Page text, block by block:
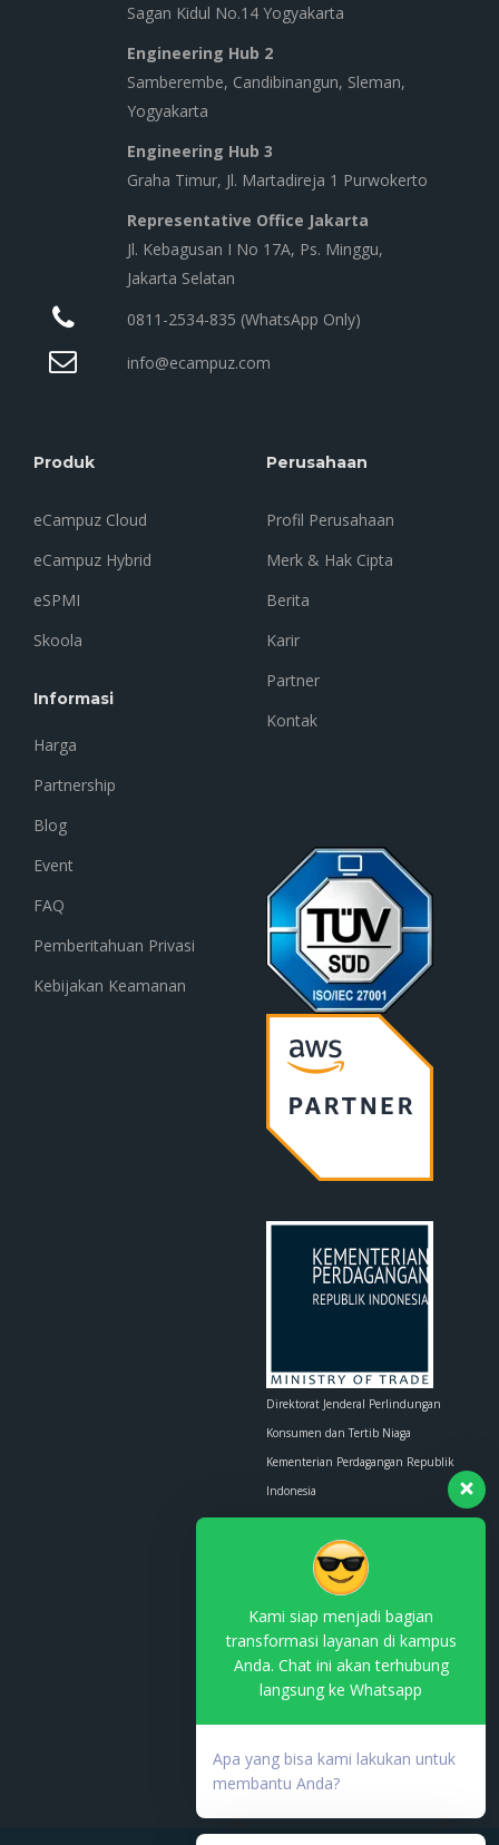
Sagan Kidul No.14 Yogyakarta
Engineering Hub 2
Samberembe, Candibinangun, Sleman,
Yogyakarta
Engineering Hub 3
Graha Timur, Jl. Martadireja 1 Purwokerto
Representative Office Jakarta
Jl. Kebagusan I No 17A, Ps. Minggu,
Jakarta Selatan
0811-2534-835 (WhatsApp Only)
info@ecampuz.com
Produk
eCampuz Cloud
eCampuz Hybrid
eSPMI
Skoola
Informasi
Harga
Partnership
Blog
Event
FAQ
Pemberitahuan Privasi
Kebijakan Keamanan
Perusahaan
Profil Perusahaan
Merk & Hak Cipta
Berita
Karir
Partner
Kontak
Direktorat Jenderal Perlindungan
Konsumen dan Tertib Niaga
Kementerian Perdagangan Republik
Indonesia
contact.us@kemendag.go.id
000753.03/DJAI.PSE/05/202
Kami siap menjadi bagian
transformasi layanan di kampus
Anda. Chat ini akan terhubung
langsung ke Whatsapp
Apa yang bisa kami lakukan untuk
membantu Anda?